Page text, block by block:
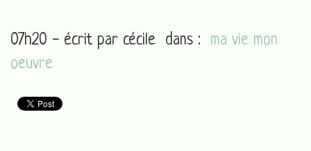
07h20 - écrit par cécile dans : ma vie mon
oeuvre